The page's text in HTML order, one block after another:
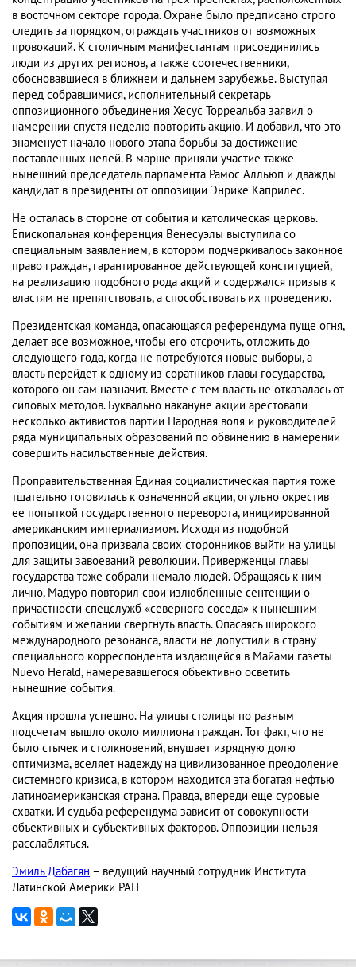
в восточном секторе города. Охране было предписано строго
следить за порядком, ограждать участников от возможных
провокаций. К столичным манифестантам присоединились
люди из других регионов, а также соотечественники,
обосновавшиеся в ближнем и дальнем зарубежье. Выступая
перед собравшимися, исполнительный секретарь
оппозиционного объединения Хесус Торреальба заявил о
намерении спустя неделю повторить акцию. И добавил, что это
знаменует начало нового этапа борьбы за достижение
поставленных целей. В марше приняли участие также
нынешний председатель парламента Рамос Алльюп и дважды
кандидат в президенты от оппозиции Энрике Каприлес.
Не осталась в стороне от события и католическая церковь.
Епископальная конференция Венесуэлы выступила со
специальным заявлением, в котором подчеркивалось законное
право граждан, гарантированное действующей конституцией,
на реализацию подобного рода акций и содержался призыв к
властям не препятствовать, а способствовать их проведению.
Президентская команда, опасающаяся референдума пуще огня,
делает все возможное, чтобы его отсрочить, отложить до
следующего года, когда не потребуются новые выборы, а
власть перейдет к одному из соратников главы государства,
которого он сам назначит. Вместе с тем власть не отказалась от
силовых методов. Буквально накануне акции арестовали
несколько активистов партии Народная воля и руководителей
ряда муниципальных образований по обвинению в намерении
совершить насильственные действия.
Проправительственная Единая социалистическая партия тоже
тщательно готовилась к означенной акции, огульно окрестив
ее попыткой государственного переворота, инициированной
американским империализмом. Исходя из подобной
пропозиции, она призвала своих сторонников выйти на улицы
для защиты завоеваний революции. Приверженцы главы
государства тоже собрали немало людей. Обращаясь к ним
лично, Мадуро повторил свои излюбленные сентенции о
причастности спецслужб «северного соседа» к нынешним
событиям и желании свергнуть власть. Опасаясь широкого
международного резонанса, власти не допустили в страну
специального корреспондента издающейся в Майами газеты
Nuevo Herald, намеревавшегося объективно осветить
нынешние события.
Акция прошла успешно. На улицы столицы по разным
подсчетам вышло около миллиона граждан. Тот факт, что не
было стычек и столкновений, внушает изрядную долю
оптимизма, вселяет надежду на цивилизованное преодоление
системного кризиса, в котором находится эта богатая нефтью
латиноамериканская страна. Правда, впереди еще суровые
схватки. И судьба референдума зависит от совокупности
объективных и субъективных факторов. Оппозиции нельзя
расслабляться.
Эмиль Дабагян – ведущий научный сотрудник Института
Латинской Америки РАН